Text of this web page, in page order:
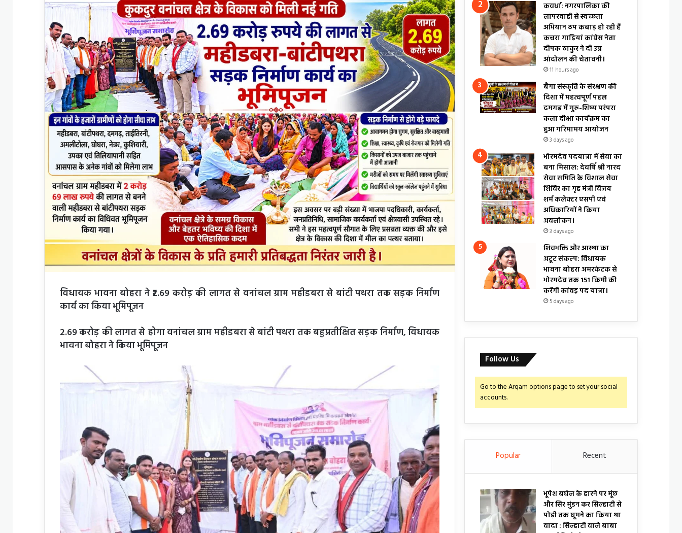
email
विधायक भावना बोहरा ने ₹2.69 करोड़ की लागत से वनांचल ग्राम महीडबरा से बांटी पथरा तक सड़क निर्माण
कार्य का किया भूमिपूजन
2.69 करोड़ की लागत से होगा वनांचल ग्राम महीडबरा से बांटी पथरा तक बहुप्रतीक्षित सड़क निर्माण, विधायक
भावना बोहरा ने किया भूमिपूजन
कवर्धा: नगरपालिका की
लापरवाही से स्वच्छता
अभियान ठप कबाड़ हो रही हैं
कचरा गाड़ियां कांग्रेस नेता
दीपक ठाकुर ने दी उग्र
आंदोलन की चेतावनी।
11 hours ago
बैगा संस्कृति के संरक्षण की
दिशा में महत्वपूर्ण पहल
दमगढ़ में गुरु-शिष्य परंपरा
कला दीक्षा कार्यक्रम का
हुआ गरिमामय आयोजन
3 days ago
भोरमदेव पदयात्रा में सेवा का
बना मिसाल: देवर्षि श्री नारद
सेवा समिति के विशाल सेवा
शिविर का गृह मंत्री विजय
शर्म कलेक्टर एसपी एवं
अधिकारियों ने किया
अवलोकन।
3 days ago
शिवभक्ति और आस्था का
अटूट संकल्प: विधायक
भावना बोहरा अमरकंटक से
भोरमदेव तक 151 किमी की
करेंगी कांवड़ पद यात्रा।
5 days ago
Follow Us
Go to the Arqam options page to set your social
accounts.
Popular Recent
भूपेश बघेल के हारने पर मूंछ
और सिर मुंडन कर सिल्हाटी से
पोड़ी तक घूमने का किया था
वादा : सिल्हाटी वाले बाबा